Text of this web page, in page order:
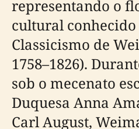
representando o
cultural conhecido
Classicismo de
1758–1826).
sob o mecenato
Duquesa Anna
Carl August,